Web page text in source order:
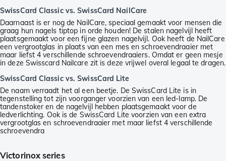
SwissCard Classic vs. SwissCard NailCare
Daarnaast is er nog de NailCare, speciaal gemaakt voor mensen die
graag hun nagels tiptop in orde houden! De stalen nagelvijl heeft
plaatsgemaakt voor een fijne glazen nagelvijl. Ook heeft de NailCare
een vergrootglas in plaats van een mes en schroevendraaier met
maar liefst 4 verschillende schroevendraaiers. Omdat er geen mesje
in deze Swisscard Nailcare zit is deze vrijwel overal legaal te dragen.
SwissCard Classic vs. SwissCard Lite
De naam verraadt het al een beetje. De SwissCard Lite is in
tegenstelling tot zijn voorganger voorzien van een led-lamp. De
tandenstoker en de nagelvijl hebben plaatsgemaakt voor de
ledverlichting. Ook is de SwissCard Lite voorzien van een extra
vergrootglas en schroevendraaier met maar liefst 4 verschillende
schroevendra
Victorinox series